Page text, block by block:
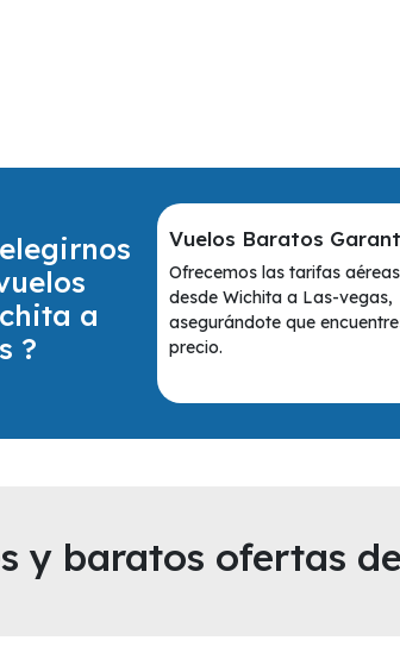
a
?
Vuelos Baratos
Ofrecemos las tarifas
desde Wichita a Las-vegas,
asegurándote que
precio.
y baratos ofertas